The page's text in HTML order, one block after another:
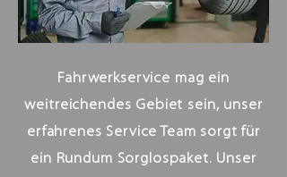
Fahrwerkservice mag ein
weitreichendes Gebiet sein, unser
erfahrenes Service Team sorgt für
ein Rundum Sorglospaket. Unser